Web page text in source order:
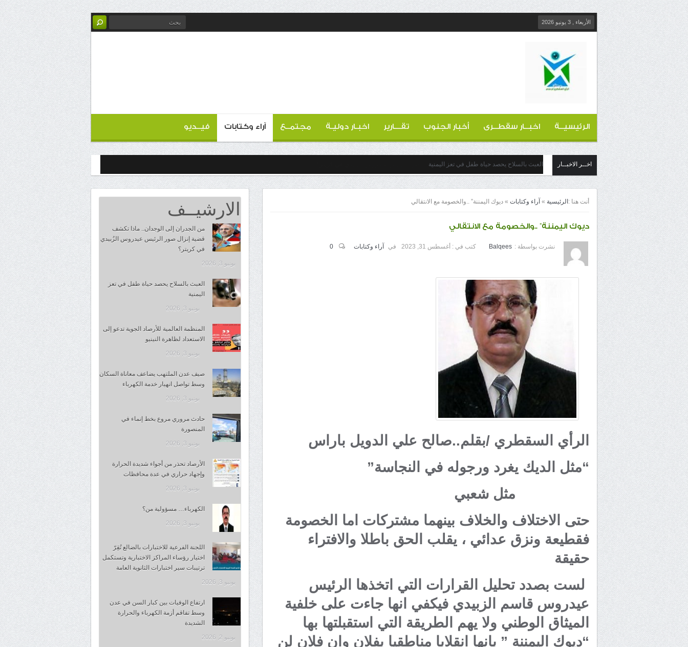
الأربعاء , 3 يونيو 2026
الرئيسيــة اخبــار سقطــرى أخبار الجنوب تقـــارير اخبـار دوليـة مجتمــع آراء وكتابات فيــديو
اخــر الاخبــار العبث بالسلاح يحصد حياة طفل في تعز اليمنية
أنت هنا : الرئيسية » آراء وكتابات » ديوك اليمننة” ..والخصومة مع الانتقالي
ديوك اليمننة” ..والخصومة مع الانتقالي
نشرت بواسطة : Balqees كتب في : أغسطس 31, 2023 في آراء وكتابات 0
الرأي السقطري /بقلم..صالح علي الدويل باراس
“مثل الديك يغرد ورجوله في النجاسة”
مثل شعبي
حتى الاختلاف والخلاف بينهما مشتركات اما الخصومة
فقطيعة ونزق عدائي ، يقلب الحق باطلا والافتراء
حقيقة
لست بصدد تحليل القرارات التي اتخذها الرئيس
عيدروس قاسم الزبيدي فيكفي انها جاءت على خلفية
الميثاق الوطني ولا يهم الطريقة التي استقبلتها بها
“ديوك اليمننة ” بانها انقلابا مناطقيا بفلان وان فلان لن
الارشيــف
من الجدران إلى الوجدان.. ماذا تكشف
قضية إنزال صور الرئيس عيدروس الزُبيدي
في كريتر؟
يونيو 3, 2026
العبث بالسلاح يحصد حياة طفل في تعز
اليمنية
يونيو 3, 2026
المنظمة العالمية للأرصاد الجوية تدعو إلى
الاستعداد لظاهرة النينيو
يونيو 3, 2026
صيف عدن الملتهب يضاعف معاناة السكان
وسط تواصل انهيار خدمة الكهرباء
يونيو 3, 2026
حادث مروري مروع بخط إنماء في
المنصورة
يونيو 3, 2026
الأرصاد تحذر من أجواء شديدة الحرارة
وإجهاد حراري في عدة محافظات
يونيو 3, 2026
الكهرباء… مسؤولية من؟
يونيو 3, 2026
اللجنة الفرعية للاختبارات بالضالع تُقِرّ
اختيار رؤساء المراكز الاختبارية وتستكمل
ترتيبات سير اختبارات الثانوية العامة
يونيو 3, 2026
ارتفاع الوفيات بين كبار السن في عدن
وسط تفاقم أزمة الكهرباء والحرارة
الشديدة
يونيو 2, 2026